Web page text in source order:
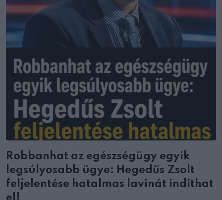
Robbanhat az egészségügy egyik
legsúlyosabb ügye: Hegedűs Zsolt
feljelentése hatalmas lavinát indíthat